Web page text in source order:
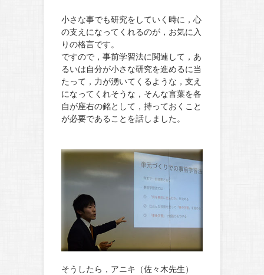
小さな事でも研究をしていく時に，心
の支えになってくれるのが，お気に入
りの格言です。
ですので，事前学習法に関連して，あ
るいは自分が小さな研究を進めるに当
たって，力が湧いてくるような，支え
になってくれそうな，そんな言葉を各
自が座右の銘として，持っておくこと
が必要であることを話しました。
そうしたら，アニキ（佐々木先生）